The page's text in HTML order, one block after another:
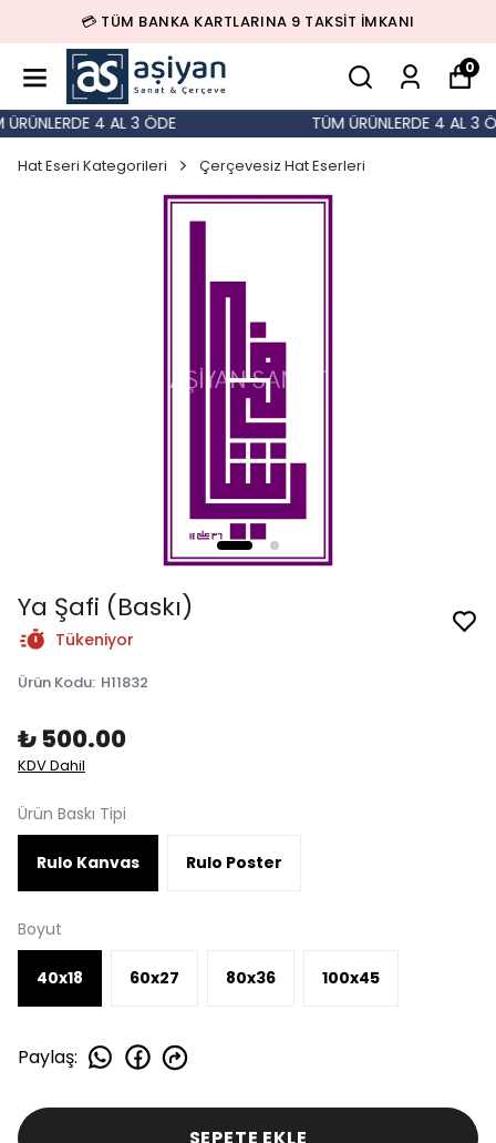
💳 TÜM BANKA KARTLARINA 9 TAKSİT İMKANI
0
4 AL 3 ÖDE TÜM ÜRÜNLERDE 4 AL 3
Hat Eseri Kategorileri Çerçevesiz Hat Eserleri
Ya Şafi (Baskı)
Tükeniyor
Ürün Kodu: H11832
₺ 500.00
KDV Dahil
Ürün Baskı Tipi
Rulo Kanvas Rulo Poster
Boyut
40x18 60x27 80x36 100x45
Paylaş: